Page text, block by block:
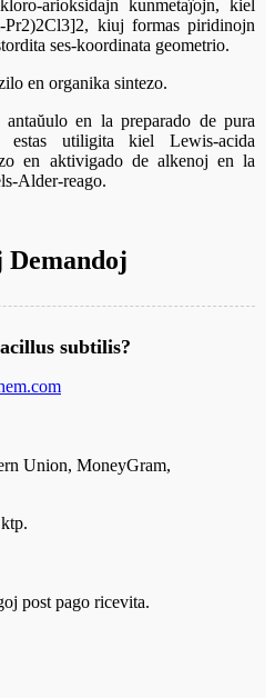
arioksidajn kunmetaĵojn, kiel
Pr2)2Cl3]2, kiuj formas piridinojn
ses-koordinata geometrio.
en organika sintezo.
en la preparado de pura
utiligita kiel Lewis-acida
en aktivigado de alkenoj en la
Alder-reago.
Demandoj
subtilis?
Union, MoneyGram,
post pago ricevita.